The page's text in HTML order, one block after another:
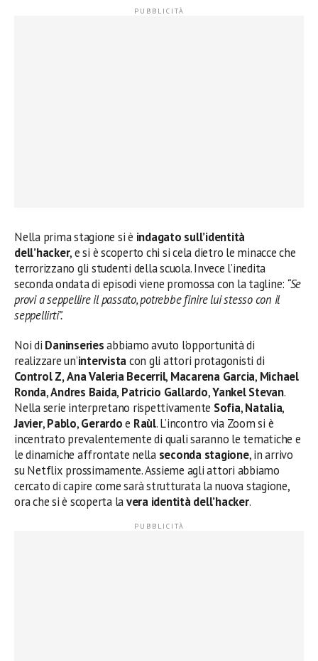
Nella prima stagione si è indagato sull’identità
dell’hacker, e si è scoperto chi si cela dietro le minacce che
terrorizzano gli studenti della scuola. Invece l’inedita
seconda ondata di episodi viene promossa con la tagline: “Se
provi a seppellire il passato, potrebbe finire lui stesso con il
seppellirti”.
Noi di Daninseriesabbiamo avuto l’opportunità di
realizzare un’intervistacon gli attori protagonisti di
Control Z,Ana Valeria Becerril, Macarena Garcia, Michael
Ronda,Andres Baida, Patricio Gallardo,Yankel Stevan.
Nella serie interpretano rispettivamente Sofia,Natalia,
Javier,Pablo,Gerardoe Raùl. L’incontro via Zoom si è
incentrato prevalentemente di quali saranno le tematiche e
le dinamiche affrontate nella seconda stagione, in arrivo
su Netflix prossimamente. Assieme agli attori abbiamo
cercato di capire come sarà strutturata la nuova stagione,
ora che si è scoperta lavera identità dell’hacker.